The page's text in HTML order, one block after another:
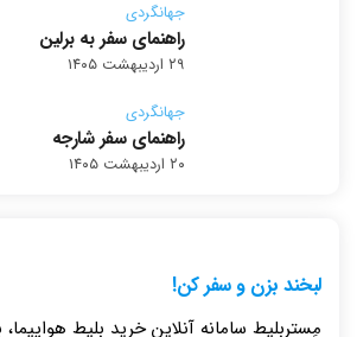
جهانگردی
راهنمای سفر به برلین
۲۹ اردیبهشت ۱۴۰۵
جهانگردی
راهنمای سفر شارجه
۲۰ اردیبهشت ۱۴۰۵
لبخند بزن و سفر کن!
مِستربلیط سامانه آنلاین خرید بلیط هواپیما،